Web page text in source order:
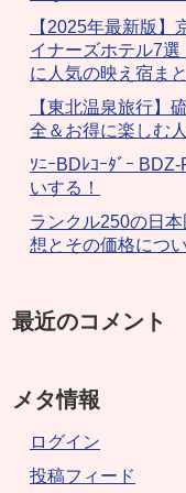
【2025年最新版】
イナーズホテル7
に人気の映え宿ま
【東北温泉旅行】
全＆お得に楽しむ
ｿﾆｰBDﾚｺｰﾀﾞｰ
いする！
ランクル250の日
想とその価格につ
最近のコメント
メタ情報
ログイン
投稿フィード